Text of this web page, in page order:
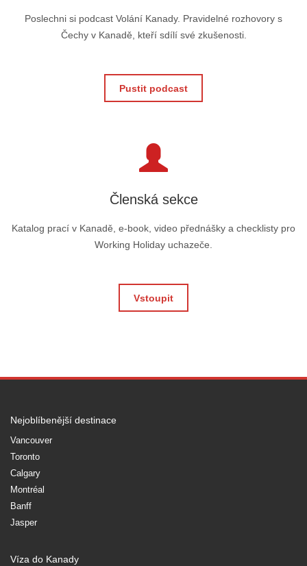
Poslechni si podcast Volání Kanady. Pravidelné rozhovory s
Čechy v Kanadě, kteří sdílí své zkušenosti.
Pustit podcast
Členská sekce
Katalog prací v Kanadě, e-book, video přednášky a checklisty pro
Working Holiday uchazeče.
Vstoupit
Nejoblíbenější destinace
Vancouver
Toronto
Calgary
Montréal
Banff
Jasper
Víza do Kanady